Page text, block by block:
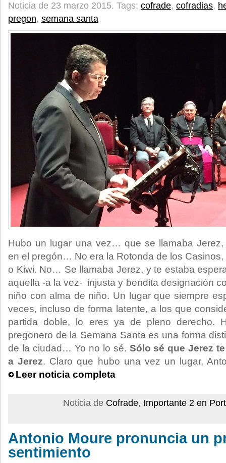
Noticia de 23 marzo 2015. Tags: cofrade, cofradias,
pregon, semana santa
Hubo un lugar una vez… que se llamaba Jerez,
en el pregón… No era la Rotonda de los Casinos,
o Kiwi. No… Se llamaba Jerez, y te estaba
aquella -a la vez- injusta y bendita designación
niño con alma de niño. Un lugar que siempre
veces, incluso de forma latente, a los que
partida doble, lo eres ya de pleno derecho.
pregonero de la Semana Santa es una forma
de la ciudad… Yo no lo sé. Sólo sé que Jerez
a Jerez. Claro que hubo una vez un lugar,
Leer noticia completa
Noticia de Cofrade, Importante 2 en
Antonio Moure pronuncia un
sentimiento